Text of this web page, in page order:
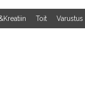
Toit Varustus